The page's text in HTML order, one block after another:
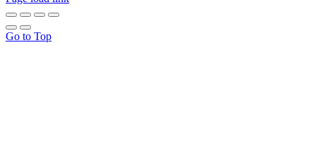
Go to Top